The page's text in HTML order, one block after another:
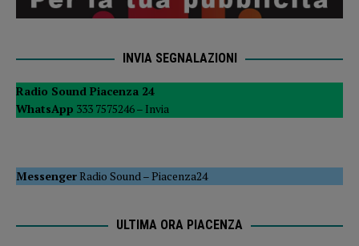
INVIA SEGNALAZIONI
Radio Sound Piacenza 24
WhatsApp 333 7575246 – Invia
MessengerRadio Sound –Piacenza24
ULTIMA ORA PIACENZA